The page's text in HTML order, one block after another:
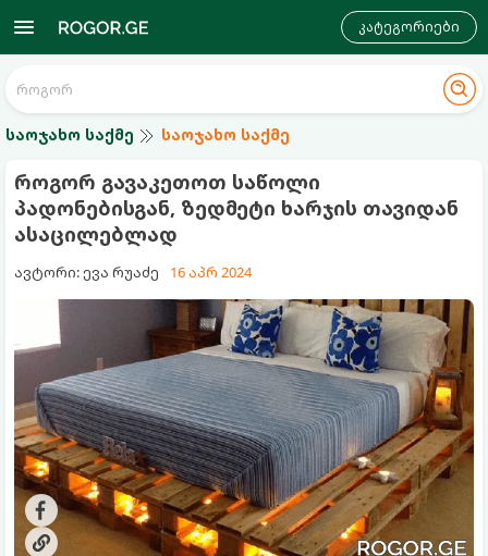
კატეგორიები
საოჯახო საქმე საოჯახო საქმე
როგორ გავაკეთოთ საწოლი
პადონებისგან, ზედმეტი ხარჯის თავიდან
ასაცილებლად
ავტორი: ევა რუაძე 16 აპრ 2024